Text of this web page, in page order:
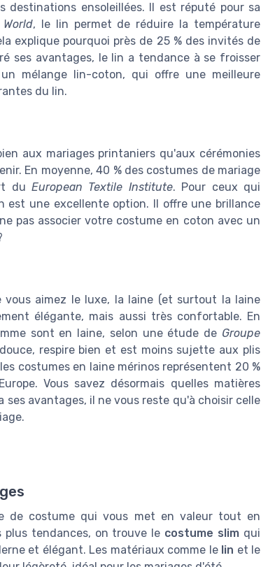
ensoleillées. Il est réputé pour sa
, le lin permet de réduire la température
explique pourquoi près de 25 % des invités de
ses avantages, le lin a tendance à se froisser
mélange lin-coton, qui offre une meilleure
du lin.
aux mariages printaniers qu'aux cérémonies
En moyenne, 40 % des costumes de mariage
du European Textile Institute. Pour ceux qui
est une excellente option. Il offre une brillance
pas associer votre costume en coton avec un
aimez le luxe, la laine (et surtout la laine
élégante, mais aussi très confortable. En
sont en laine, selon une étude de Groupe
respire bien et est moins sujette aux plis
costumes en laine mérinos représentent 20 %
Vous savez désormais quelles matières
ses avantages, il ne vous reste qu'à choisir celle
de costume qui vous met en valeur tout en
plus tendances, on trouve le costume slim qui
et élégant. Les matériaux comme le lin et le